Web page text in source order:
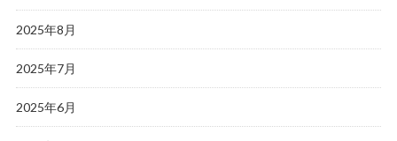
2025年8月
2025年7月
2025年6月